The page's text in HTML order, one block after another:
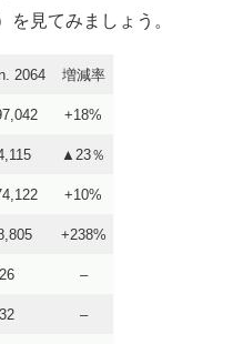
見てみましょう。
2064 増減率
+18%
▲23％
+10%
+238%
26 –
32 –